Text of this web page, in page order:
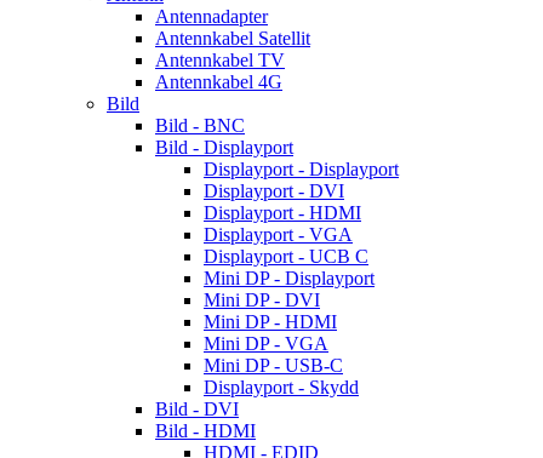
Antennadapter
Antennkabel Satellit
Antennkabel TV
Antennkabel 4G
Bild
Bild - BNC
Bild - Displayport
Displayport - Displayport
Displayport - DVI
Displayport - HDMI
Displayport - VGA
Displayport - UCB C
Mini DP - Displayport
Mini DP - DVI
Mini DP - HDMI
Mini DP - VGA
Mini DP - USB-C
Displayport - Skydd
Bild - DVI
Bild - HDMI
HDMI - EDID